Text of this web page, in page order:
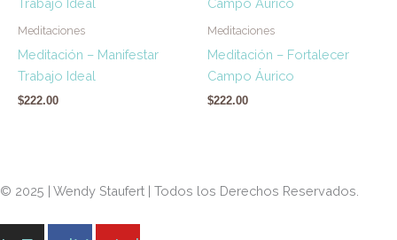
Meditaciones
Meditación – Manifestar
Trabajo Ideal
$222.00
Meditaciones
Meditación – Fortalecer
Campo Áurico
$222.00
© 2025 | Wendy Staufert | Todos los Derechos Reservados.